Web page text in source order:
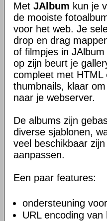
Met JAlbum kun je
de mooiste
voor het web. Je
drop en drag
of filmpjes in
op zijn beurt je
compleet met HTML
thumbnails, klaar
naar je webserver.
De albums zijn
diverse sjablonen,
veel beschikbaar
aanpassen.
Een paar features:
ondersteuning
URL encoding